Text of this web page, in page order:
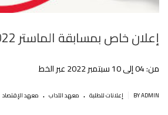
إعلان خاص بمسابقة الماستر 2023/2022
من: 04 إلى 10 سبتمبر 2022 عبر الخط
BY ADMIN إعلانات للطلبة . معهد الآداب . معهد الإقتصاد